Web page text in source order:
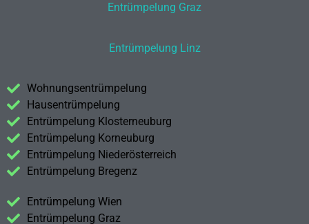
Entrümpelung Graz
Entrümpelung Linz
Wohnungsentrümpelung
Hausentrümpelung
Entrümpelung Klosterneuburg
Entrümpelung Korneuburg
Entrümpelung Niederösterreich
Entrümpelung Bregenz
Entrümpelung Wien
Entrümpelung Graz